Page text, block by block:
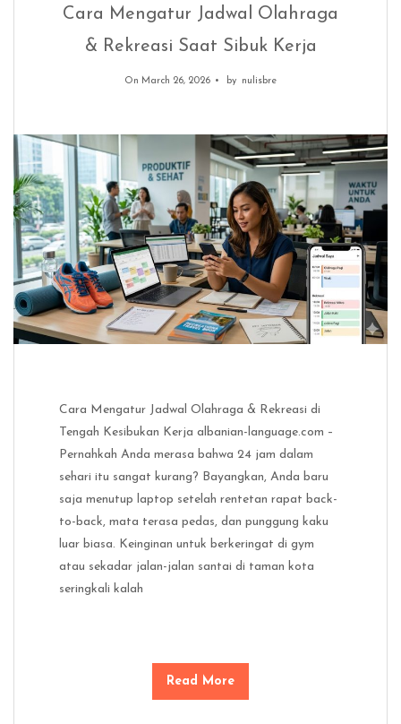
Cara Mengatur Jadwal Olahraga
& Rekreasi Saat Sibuk Kerja
On March 26, 2026 by nulisbre
Cara Mengatur Jadwal Olahraga & Rekreasi di
Tengah Kesibukan Kerja albanian-language.com –
Pernahkah Anda merasa bahwa 24 jam dalam
sehari itu sangat kurang? Bayangkan, Anda baru
saja menutup laptop setelah rentetan rapat back-
to-back, mata terasa pedas, dan punggung kaku
luar biasa. Keinginan untuk berkeringat di gym
atau sekadar jalan-jalan santai di taman kota
seringkali kalah
Read More